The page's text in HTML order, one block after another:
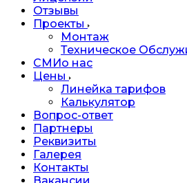
Отзывы
Проекты
Монтаж
Техническое
СМИо нас
Цены
Линейка тарифов
Калькулятор
Вопрос-ответ
Партнеры
Реквизиты
Галерея
Контакты